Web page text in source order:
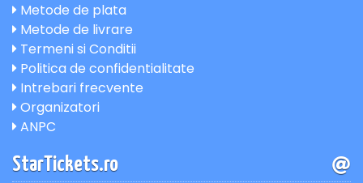
Metode de plata
Metode de livrare
Termeni si Conditii
Politica de confidentialitate
Intrebari frecvente
Organizatori
ANPC
StarTickets.ro